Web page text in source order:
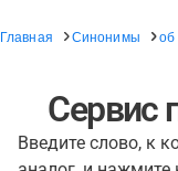
Главная Синонимы об
Сервис
Введите слово, к